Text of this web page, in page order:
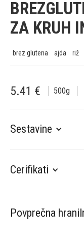
ZA KRUH
brez glutena ajda riž
5.41 € 500g
Sestavine
Cerifikati
Povprečna